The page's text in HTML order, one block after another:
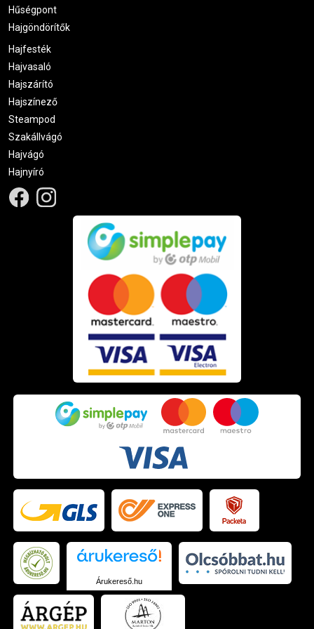
Hűségpont
Hajgöndörítők
Hajfesték
Hajvasaló
Hajszárító
Hajszínező
Steampod
Szakállvágó
Hajvágó
Hajnyíró
Árukereső.hu